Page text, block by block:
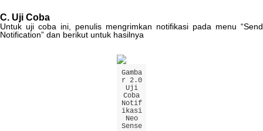
C. Uji Coba
Untuk uji coba ini penulis mengrimkan notifikasi pada menu “Send
Notification” dan berikut untuk hasilnya
Gamba
r 2.0
Uji
Coba
Notif
ikasi
Neo
Sense